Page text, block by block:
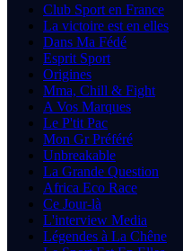
Club Sport en France
La victoire est en elles
Dans Ma Fédé
Esprit Sport
Origines
Mma, Chill & Fight
A Vos Marques
Le P'tit Pac
Mon Gr Préféré
Unbreakable
La Grande Question
Africa Eco Race
Ce Jour-là
L'interview Media
Légendes à La Chêne